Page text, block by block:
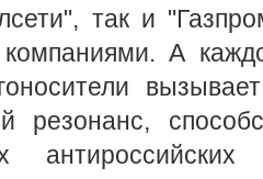
так и
компаниями. А
резонанс,